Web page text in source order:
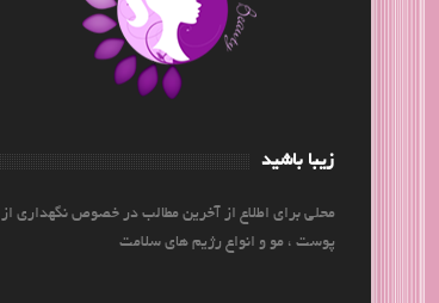
زیبا باشید
محلی برای اطلاع از آخرین مطالب در خصوص نگهداری از
پوست ، مو و انواع رژیم های سلامت